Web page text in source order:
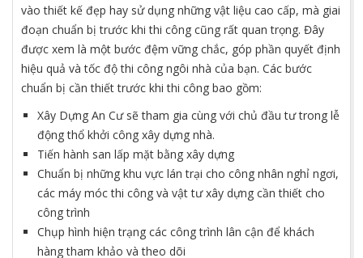
vào thiết kế đẹp hay sử dụng những vật liệu cao cấp, mà giai
đoạn chuẩn bị trước khi thi công cũng rất quan trọng. Đây
được xem là một bước đệm vững chắc, góp phần quyết định
hiệu quả và tốc độ thi công ngôi nhà của bạn. Các bước
chuẩn bị cần thiết trước khi thi công bao gồm:
Xây Dựng An Cư sẽ tham gia cùng với chủ đầu tư trong lễ
động thổ khởi công xây dựng nhà.
Tiến hành san lấp mặt bằng xây dựng
Chuẩn bị những khu vực lán trại cho công nhân nghỉ ngơi,
các máy móc thi công và vật tư xây dựng cần thiết cho
công trình
Chụp hình hiện trạng các công trình lân cận để khách
hàng tham khảo và theo dõi